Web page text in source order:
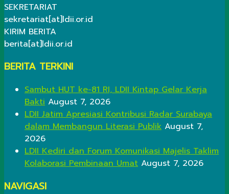
SEKRETARIAT
sekretariat[at]ldii.or.id
KIRIM BERITA
berita[at]ldii.or.id
BERITA TERKINI
Sambut HUT ke-81 RI, LDII Kintap Gelar Kerja
Bakti August 7, 2026
LDII Jatim Apresiasi Kontribusi Radar Surabaya
dalam Membangun Literasi Publik August 7,
2026
LDII Kediri dan Forum Komunikasi Majelis Taklim
Kolaborasi Pembinaan Umat August 7, 2026
NAVIGASI